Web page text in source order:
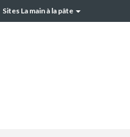
Sites La main à la pâte